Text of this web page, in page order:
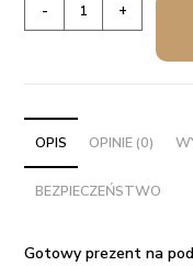
Gotowy
podziękowanie
dla
rodziców
Minimalistyczna
- +
OPIS OPINIE (0)
BEZPIECZEŃSTWO
Gotowy prezent na